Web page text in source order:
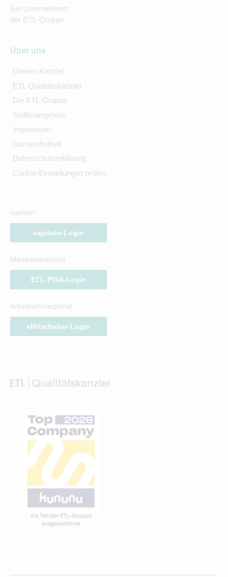
Ein Unternehmen
der ETL-Gruppe
Über uns
Unsere Kanzlei
ETL Qualitätskanzlei
Die ETL-Gruppe
Stellenangebote
Impressum
Barrierefreiheit
Datenschutzerklärung
Cookie-Einstellungen prüfen
capitain
capitain-Login
Mandantenportal
ETL-PISA-Login
Arbeitnehmerportal
eMitarbeiter-Login